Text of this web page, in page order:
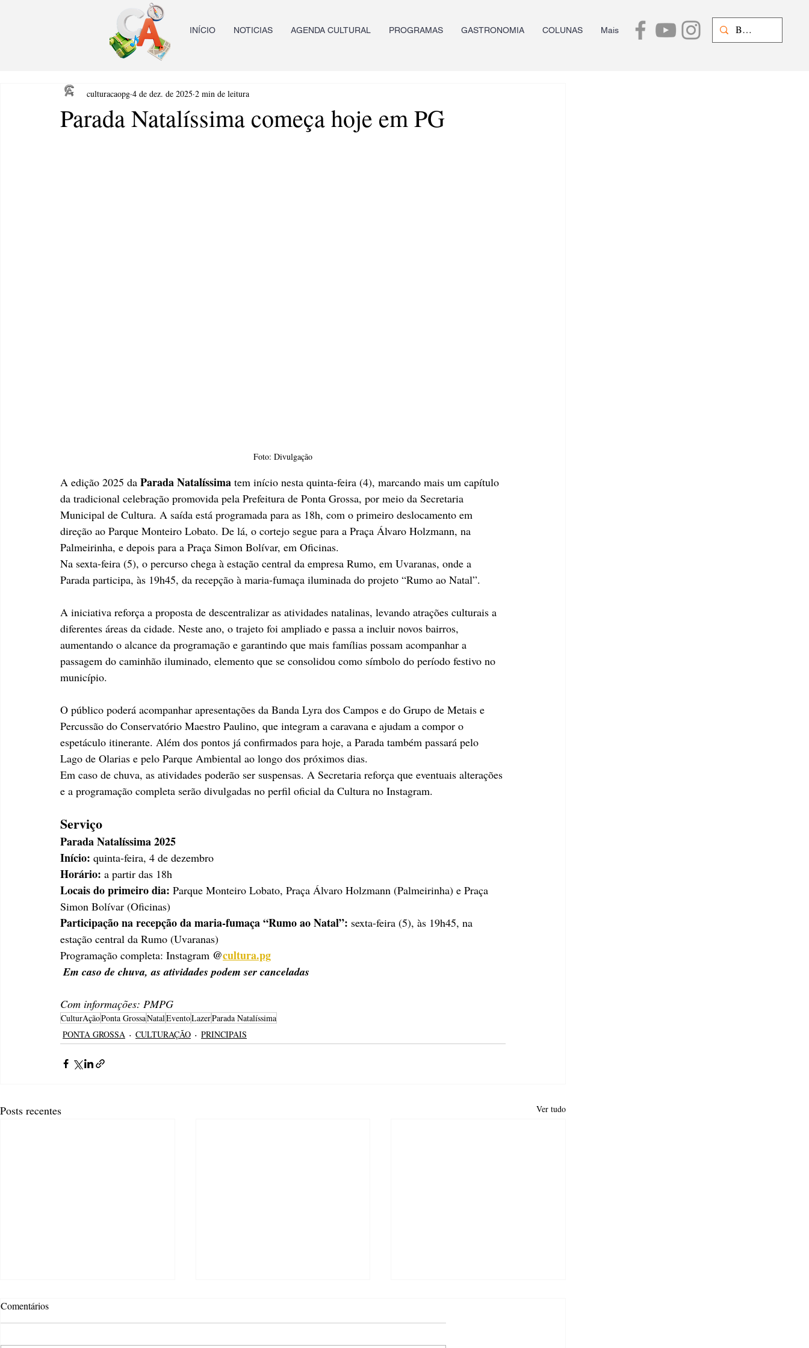
INÍCIO NOTICIAS AGENDA CULTURAL PROGRAMAS GASTRONOMIA COLUNAS Mais
Parada Natalíssima começa hoje em PG
culturacaopg 4 de dez. de 2025 2 min de leitura
Foto: Divulgação
A edição 2025 da Parada Natalíssima tem início nesta quinta-feira (4), marcando mais um capítulo
da tradicional celebração promovida pela Prefeitura de Ponta Grossa, por meio da Secretaria
Municipal de Cultura. A saída está programada para as 18h, com o primeiro deslocamento em
direção ao Parque Monteiro Lobato. De lá, o cortejo segue para a Praça Álvaro Holzmann, na
Palmeirinha, e depois para a Praça Simon Bolívar, em Oficinas.
Na sexta-feira (5), o percurso chega à estação central da empresa Rumo, em Uvaranas, onde a
Parada participa, às 19h45, da recepção à maria-fumaça iluminada do projeto “Rumo ao Natal”.
A iniciativa reforça a proposta de descentralizar as atividades natalinas, levando atrações culturais a
diferentes áreas da cidade. Neste ano, o trajeto foi ampliado e passa a incluir novos bairros,
aumentando o alcance da programação e garantindo que mais famílias possam acompanhar a
passagem do caminhão iluminado, elemento que se consolidou como símbolo do período festivo no
município.
O público poderá acompanhar apresentações da Banda Lyra dos Campos e do Grupo de Metais e
Percussão do Conservatório Maestro Paulino, que integram a caravana e ajudam a compor o
espetáculo itinerante. Além dos pontos já confirmados para hoje, a Parada também passará pelo
Lago de Olarias e pelo Parque Ambiental ao longo dos próximos dias.
Em caso de chuva, as atividades poderão ser suspensas. A Secretaria reforça que eventuais alterações
e a programação completa serão divulgadas no perfil oficial da Cultura no Instagram.
Serviço
Parada Natalíssima 2025
Início: quinta-feira, 4 de dezembro
Horário: a partir das 18h
Locais do primeiro dia: Parque Monteiro Lobato, Praça Álvaro Holzmann (Palmeirinha) e Praça
Simon Bolívar (Oficinas)
Participação na recepção da maria-fumaça “Rumo ao Natal”: sexta-feira (5), às 19h45, na
estação central da Rumo (Uvaranas)
Programação completa: Instagram @cultura.pg
Em caso de chuva, as atividades podem ser canceladas
Com informações: PMPG
CulturAçãoPonta GrossaNatalEventoLazerParada Natalíssima
PONTA GROSSA
CULTURAÇÃO PRINCIPAIS
Posts recentes Ver tudo
Comentários